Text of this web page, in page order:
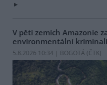
V pěti zemích Amazonie
environmentální
5.8.2026 10:34 | BOGOTÁ (ČTK)